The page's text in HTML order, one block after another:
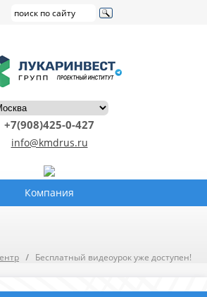
+7(908)425-0-427
info@kmdrus.ru
Компания
Бесплатный видеоурок уже доступен!